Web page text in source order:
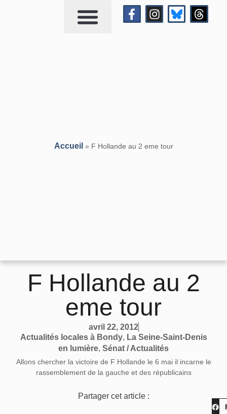
Accueil » F Hollande au 2 eme tour
F Hollande au 2
eme tour
avril 22, 2012
Actualités locales à Bondy, La Seine-Saint-Denis
en lumière, Sénat / Actualités
Allons chercher la victoire de F Hollande le 6 mai il incarne le
rassemblement de la gauche et des républicains
Partager cet article :